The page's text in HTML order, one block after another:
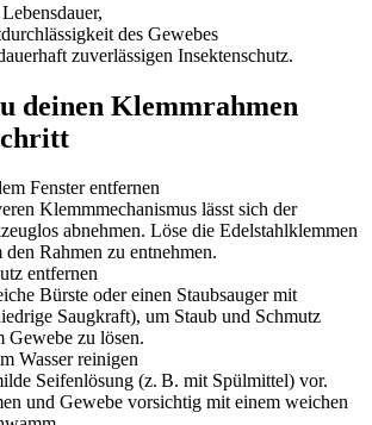
des Gewebes
zuverlässigen Insektenschutz.
deinen Klemmrahmen
Fenster entfernen
Klemmmechanismus lässt sich der
abnehmen. Löse die Edelstahlklemmen
Rahmen zu entnehmen.
entfernen
Bürste oder einen Staubsauger mit
Saugkraft), um Staub und Schmutz
Gewebe zu lösen.
Wasser reinigen
Seifenlösung (z. B. mit Spülmittel) vor.
und Gewebe vorsichtig mit einem weichen